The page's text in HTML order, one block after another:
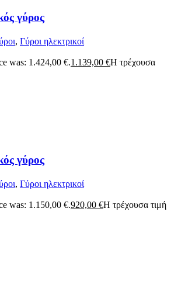
γύρος
, Γύροι ηλεκτρικοί
was: 1.424,00 €.1.139,00 €Η τρέχουσα
γύρος
, Γύροι ηλεκτρικοί
was: 1.150,00 €.920,00 €Η τρέχουσα τιμή